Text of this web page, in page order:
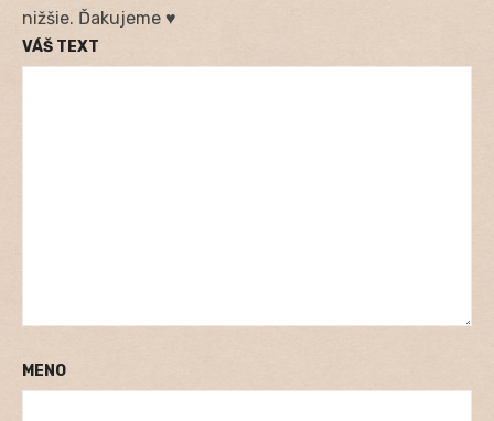
nižšie. Ďakujeme ♥
VÁŠ TEXT
MENO